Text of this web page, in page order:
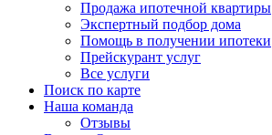
Продажа ипотечной квартиры
Экспертный подбор дома
Помощь в получении ипотеки
Прейскурант услуг
Все услуги
Поиск по карте
Наша команда
Отзывы